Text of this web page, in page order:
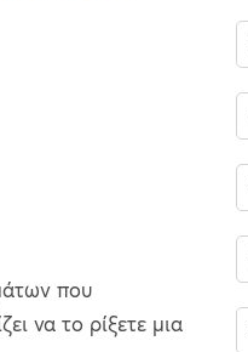
που
να το ρίξετε μια